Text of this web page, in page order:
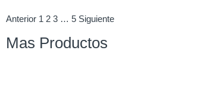
Anterior 1 2 3 … 5 Siguiente
Mas Productos